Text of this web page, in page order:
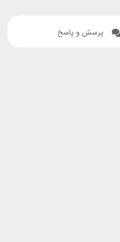
پرسش و پاسخ